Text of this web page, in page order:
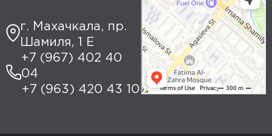
г. Махачкала, пр.
Шамиля, 1 Е
+7 (967) 402 40
04
+7 (963) 420 43 10